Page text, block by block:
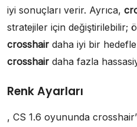
iyi sonuçları verir. Ayrıca,
stratejiler için değiştirilebilir;
crosshair daha iyi bir
crosshair daha fazla
Renk Ayarları
, CS 1.6 oyununda